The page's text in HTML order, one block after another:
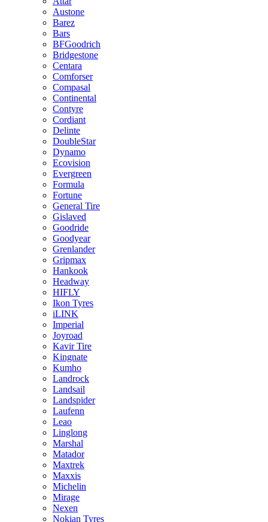
Austone
Barez
Bars
BFGoodrich
Bridgestone
Centara
Comforser
Compasal
Continental
Contyre
Cordiant
Delinte
DoubleStar
Dynamo
Ecovision
Evergreen
Formula
Fortune
General Tire
Gislaved
Goodride
Goodyear
Grenlander
Gripmax
Hankook
Headway
HIFLY
Ikon Tyres
iLINK
Imperial
Joyroad
Kavir Tire
Kingnate
Kumho
Landrock
Landsail
Landspider
Laufenn
Leao
Linglong
Marshal
Matador
Maxtrek
Maxxis
Michelin
Mirage
Nexen
Nokian Tyres